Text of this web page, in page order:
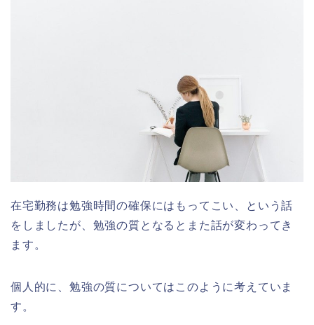
在宅勤務は勉強時間の確保にはもってこい、という話
をしましたが、勉強の質となるとまた話が変わってき
ます。
個人的に、勉強の質についてはこのように考えていま
す。